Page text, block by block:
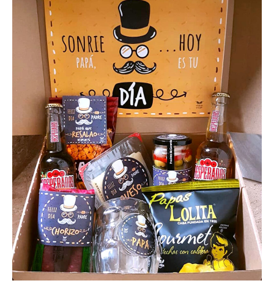
Diseño y Publicidad
Spizzico
Fallas
Desayunos
Regalos Comunión
Regalos Personalizados
Contacto
Blog